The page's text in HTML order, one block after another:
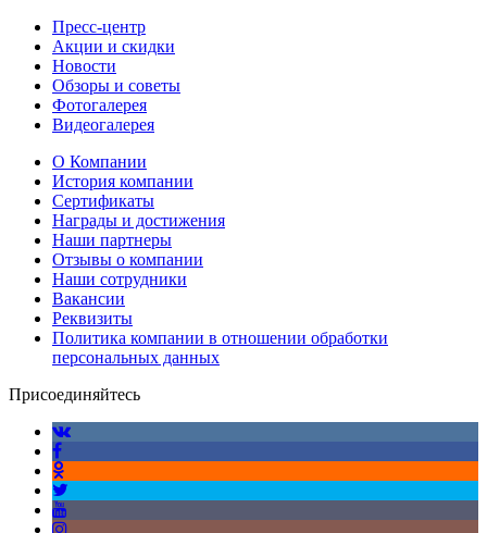
Пресс-центр
Акции и скидки
Новости
Обзоры и советы
Фотогалерея
Видеогалерея
О Компании
История компании
Сертификаты
Награды и достижения
Наши партнеры
Отзывы о компании
Наши сотрудники
Вакансии
Реквизиты
Политика компании в отношении обработки
персональных данных
Присоединяйтесь